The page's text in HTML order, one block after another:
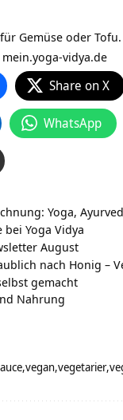
Gemüse oder Tofu.
mein.yoga-vidya.de
Share on X
WhatsApp
Yoga,
bei Yoga Vidya
August
nach Honig –
gemacht
Nahrung
vegan vegetarier